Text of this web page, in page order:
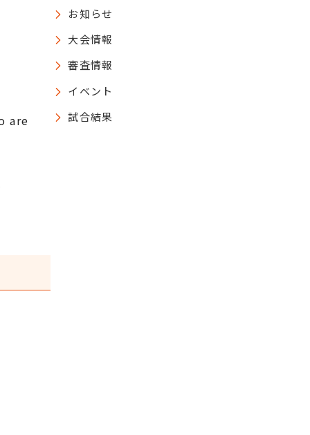
are
お知らせ
大会情報
審査情報
イベント
試合結果